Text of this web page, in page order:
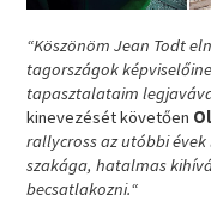
“Köszönöm Jean Todt
tagországok
tapasztalataim
kinevezését követően
rallycross az utóbbi
szakága, hatalmas
becsatlakozni.“